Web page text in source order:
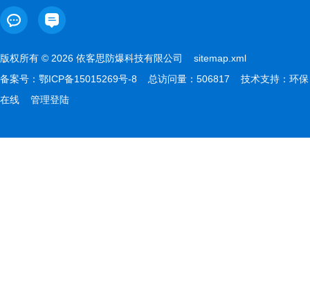
版权所有 © 2026 依客思防爆科技有限公司 sitemap.xml
备案号： 鄂ICP备15015269号-8 总访问量：506817 技术支持： 环保
在线
管理登陆